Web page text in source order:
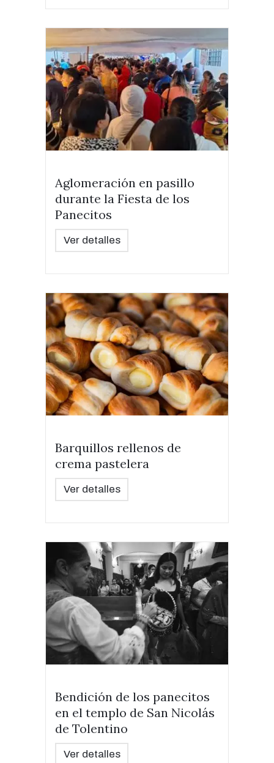
Aglomeración en pasillo
durante la Fiesta de los
Panecitos
Ver detalles
Barquillos rellenos de
crema pastelera
Ver detalles
Bendición de los panecitos
en el templo de San Nicolás
de Tolentino
Ver detalles